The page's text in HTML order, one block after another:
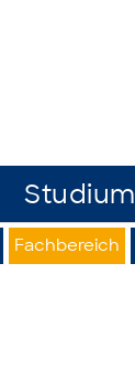
Studium
Fachbereich